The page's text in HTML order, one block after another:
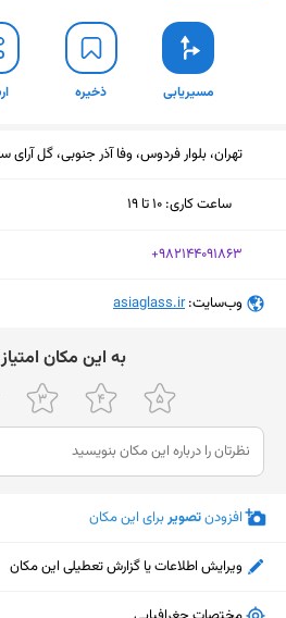
مسیریابی ذخیره
تهران، بلوار فردوس، وفا آذر جنوبی، گل آرای سوم، پلاک 8
ساعت کاری: ۱۰ تا ۱۹
یکشنبه (امروز)
دوشنبه
پنجشنبه
جمعه
شنبه
‎+982144091863
وب‌سایت:‎asiaglass.ir
ﺑﻪ اﯾﻦ ﻣﮑﺎن
افزودنتصویربرای این مکان
ویرایش اطلاعات یا گزارش تعطیلی این مکان